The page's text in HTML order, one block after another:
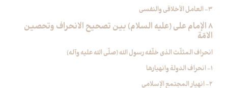
3- العامل الأخلاقي والنفسي
8 الإمام علي (عليه السلام) بين تصحيح الانحراف وتحصين
الامّة
انحراف المثلّث الذي خلّفه رسول الله (صلّى الله عليه وآله)
1- انحراف الدولة وانهيارها
2- انهيار المجتمع الإسلامي